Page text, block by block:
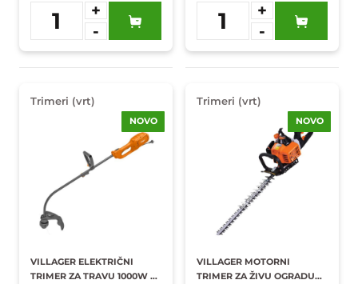
1
+
-
Dodaj u
omiljene
1
+
-
Dodaj u
omiljene
Trimeri (vrt)
NOVO
VILLAGER ELEKTRIČNI
TRIMER ZA TRAVU 1000W ET
Trimeri (vrt)
NOVO
VILLAGER MOTORNI
TRIMER ZA ŽIVU OGRADU